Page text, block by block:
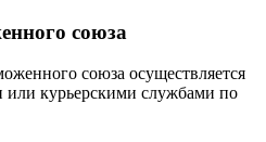
союза
союза осуществляется
курьерскими службами по